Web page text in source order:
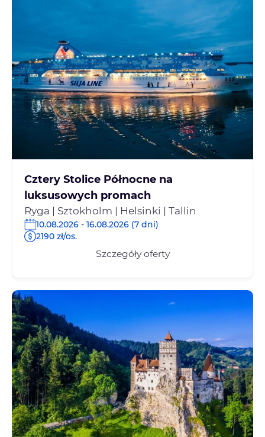
Cztery Stolice Północne na
luksusowych promach
Ryga | Sztokholm | Helsinki | Tallin
10.08.2026 - 16.08.2026 (7 dni)
2190 zł/os.
Szczegóły oferty